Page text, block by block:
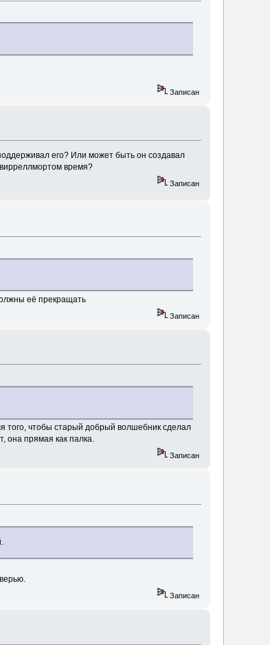
Записан
его? Или может быть он создавал
время?
Записан
её прекращать
Записан
того, чтобы старый добрый волшебник сделал
она прямая как палка.
Записан
Записан